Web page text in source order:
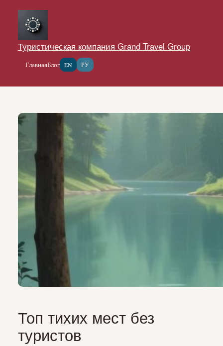
содержимому
Туристическая компания Grand Travel Group
ГлавнаяБлог EN РУ
Топ тихих мест без
туристов